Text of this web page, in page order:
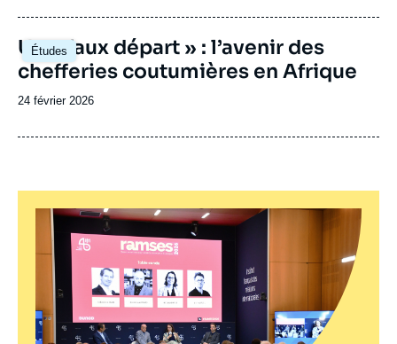
publication
Études
Image
principale
Un « faux départ » : l’avenir des
chefferies coutumières en Afrique
Date
publication
24 février 2026